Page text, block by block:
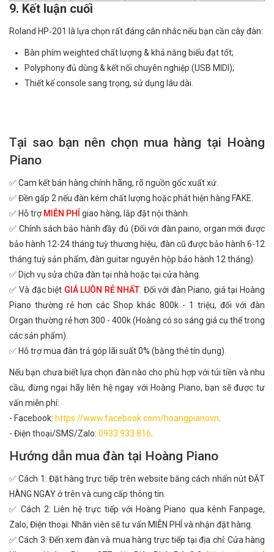
9. Kết luận cuối
Roland HP‑201 là lựa chọn rất đáng cân nhắc nếu bạn cần cây đàn:
Bàn phím weighted chất lượng & khả năng biểu đạt tốt;
Polyphony đủ dùng & kết nối chuyên nghiệp (USB MIDI);
Thiết kế console sang trọng, sử dụng lâu dài.
Tại sao bạn nên chọn mua hàng tại Hoàng
Piano
✅ Cam kết bán hàng chính hãng, rõ nguồn gốc xuất xứ.
✅ Đền gấp 2 nếu đàn kém chất lượng hoặc phát hiện hàng FAKE.
✅ Hỗ trợ MIỄN PHÍ giao hàng, lắp đặt nội thành.
✅ Chính sách bảo hành đầy đủ (Đối với đàn paino, organ mới được
bảo hành 12-24 tháng tuỳ thương hiệu, đàn cũ được bảo hành 6-12
tháng tuỳ sản phẩm, đàn guitar nguyên hộp bảo hành 12 tháng).
✅ Dịch vụ sửa chữa đàn tại nhà hoặc tại cửa hàng.
✅ Và đặc biệt GIÁ LUÔN RẺ NHẤT . Đối với đàn Piano, giá tại Hoàng
Piano thường rẻ hơn các Shop khác 800k - 1 triệu, đối với đàn
Organ thường rẻ hơn 300 - 400k (Hoàng có so sáng giá cụ thể trong
các sản phẩm).
✅ Hỗ trợ mua đàn trả góp lãi suất 0% (bằng thẻ tín dụng).
Nếu bạn chưa biết lựa chọn đàn nào cho phù hợp với túi tiền và nhu
cầu, đừng ngại hãy liên hệ ngay với Hoàng Piano, bạn sẽ được tư
vấn miễn phí:
- Facebook: https://www.facebook.com/hoangpianovn
- Điện thoại/SMS/Zalo: 0933.933.816
Hướng dẫn mua đàn tại Hoàng Piano
✅ Cách 1: Đặt hàng trực tiếp trên website bằng cách nhấn nút ĐẶT
HÀNG NGAY ở trên và cung cấp thông tin.
✅ Cách 2: Liên hệ trực tiếp với Hoàng Piano qua kênh Fanpage,
Zalo, Điện thoại. Nhân viên sẽ tư vấn MIỄN PHÍ và nhận đặt hàng.
✅ Cách 3: Đến xem đàn và mua hàng trực tiếp tại địa chỉ: Cửa hàng